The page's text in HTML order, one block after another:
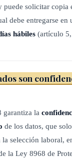
Pública, la
los
el perfil de
así como la
de los equipos
puede solicitar copia
debe entregarse en
hábiles (artículo
son
garantiza la
de los datos, que
la selección laboral,
la Ley 8968 de